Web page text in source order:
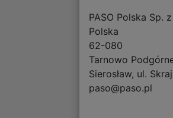
PASO Polska Sp.
Polska
62-080
Tarnowo
Sierosław, ul.
paso@paso.pl